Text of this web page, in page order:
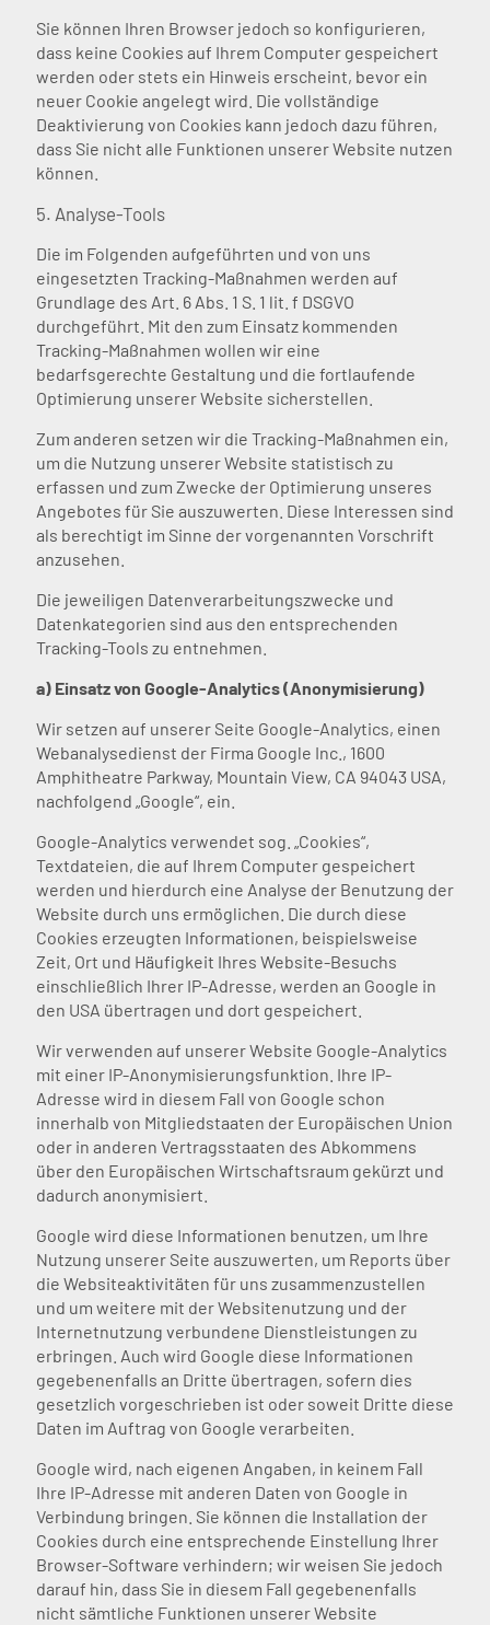
Sie können Ihren Browser jedoch so konfigurieren,
dass keine Cookies auf Ihrem Computer gespeichert
werden oder stets ein Hinweis erscheint, bevor ein
neuer Cookie angelegt wird. Die vollständige
Deaktivierung von Cookies kann jedoch dazu führen,
dass Sie nicht alle Funktionen unserer Website nutzen
können.
5. Analyse-Tools
Die im Folgenden aufgeführten und von uns
eingesetzten Tracking-Maßnahmen werden auf
Grundlage des Art. 6 Abs. 1 S. 1 lit. f DSGVO
durchgeführt. Mit den zum Einsatz kommenden
Tracking-Maßnahmen wollen wir eine
bedarfsgerechte Gestaltung und die fortlaufende
Optimierung unserer Website sicherstellen.
Zum anderen setzen wir die Tracking-Maßnahmen ein,
um die Nutzung unserer Website statistisch zu
erfassen und zum Zwecke der Optimierung unseres
Angebotes für Sie auszuwerten. Diese Interessen sind
als berechtigt im Sinne der vorgenannten Vorschrift
anzusehen.
Die jeweiligen Datenverarbeitungszwecke und
Datenkategorien sind aus den entsprechenden
Tracking-Tools zu entnehmen.
a) Einsatz von Google-Analytics (Anonymisierung)
Wir setzen auf unserer Seite Google-Analytics, einen
Webanalysedienst der Firma Google Inc., 1600
Amphitheatre Parkway, Mountain View, CA 94043 USA,
nachfolgend „Google“, ein.
Google-Analytics verwendet sog. „Cookies“,
Textdateien, die auf Ihrem Computer gespeichert
werden und hierdurch eine Analyse der Benutzung der
Website durch uns ermöglichen. Die durch diese
Cookies erzeugten Informationen, beispielsweise
Zeit, Ort und Häufigkeit Ihres Website-Besuchs
einschließlich Ihrer IP-Adresse, werden an Google in
den USA übertragen und dort gespeichert.
Wir verwenden auf unserer Website Google-Analytics
mit einer IP-Anonymisierungsfunktion. Ihre IP-
Adresse wird in diesem Fall von Google schon
innerhalb von Mitgliedstaaten der Europäischen Union
oder in anderen Vertragsstaaten des Abkommens
über den Europäischen Wirtschaftsraum gekürzt und
dadurch anonymisiert.
Google wird diese Informationen benutzen, um Ihre
Nutzung unserer Seite auszuwerten, um Reports über
die Websiteaktivitäten für uns zusammenzustellen
und um weitere mit der Websitenutzung und der
Internetnutzung verbundene Dienstleistungen zu
erbringen. Auch wird Google diese Informationen
gegebenenfalls an Dritte übertragen, sofern dies
gesetzlich vorgeschrieben ist oder soweit Dritte diese
Daten im Auftrag von Google verarbeiten.
Google wird, nach eigenen Angaben, in keinem Fall
Ihre IP-Adresse mit anderen Daten von Google in
Verbindung bringen. Sie können die Installation der
Cookies durch eine entsprechende Einstellung Ihrer
Browser-Software verhindern; wir weisen Sie jedoch
darauf hin, dass Sie in diesem Fall gegebenenfalls
nicht sämtliche Funktionen unserer Website